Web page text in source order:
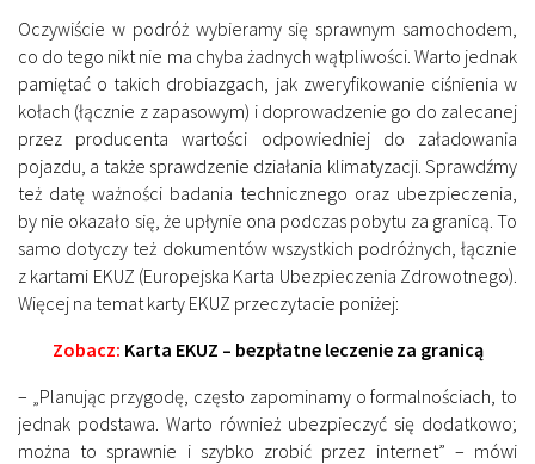
Oczywiście w podróż wybieramy się sprawnym samochodem,
co do tego nikt nie ma chyba żadnych wątpliwości. Warto jednak
pamiętać o takich drobiazgach, jak zweryfikowanie ciśnienia w
kołach (łącznie z zapasowym) i doprowadzenie go do zalecanej
przez producenta wartości odpowiedniej do załadowania
pojazdu, a także sprawdzenie działania klimatyzacji. Sprawdźmy
też datę ważności badania technicznego oraz ubezpieczenia,
by nie okazało się, że upłynie ona podczas pobytu za granicą. To
samo dotyczy też dokumentów wszystkich podróżnych, łącznie
z kartami EKUZ (Europejska Karta Ubezpieczenia Zdrowotnego).
Więcej na temat karty EKUZ przeczytacie poniżej:
Zobacz: Karta EKUZ – bezpłatne leczenie za granicą
– „Planując przygodę, często zapominamy o formalnościach, to
jednak podstawa. Warto również ubezpieczyć się dodatkowo;
można to sprawnie i szybko zrobić przez internet” – mówi